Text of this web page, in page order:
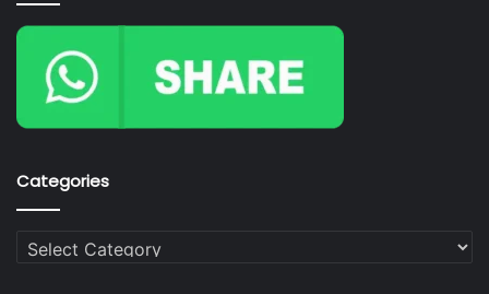
Categories
Categories